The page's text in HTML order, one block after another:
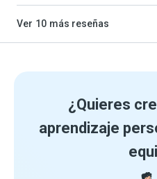
Ver 10 más reseñas
¿Quieres
aprendizaje